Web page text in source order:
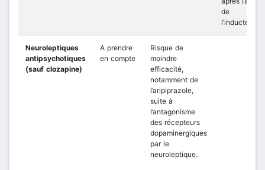
de
l’inducteur.
Neuroleptiques
antipsychotiques
(sauf clozapine)
A prendre
en compte
Risque de
moindre
efficacité,
notamment de
l’aripiprazole,
suite à
l’antagonisme
des récepteurs
dopaminergiques
par le
neuroleptique.